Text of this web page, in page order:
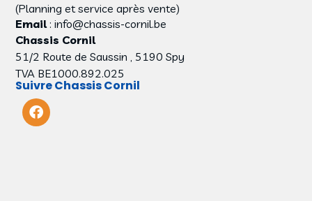
(Planning et service après vente)
Email: info@chassis-cornil.be
Chassis Cornil
51/2 Route de Saussin , 5190 Spy
TVA BE1000.892.025
Suivre Chassis Cornil